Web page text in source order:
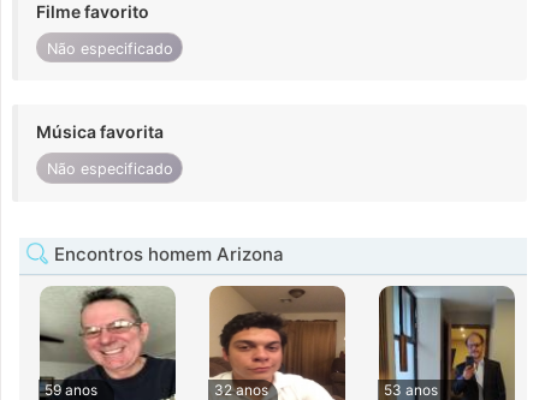
Filme favorito
Não especificado
Música favorita
Não especificado
Encontros homem Arizona
59 anos
32 anos
53 anos